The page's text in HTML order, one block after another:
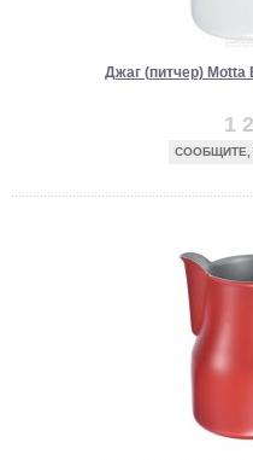
Джаг (питчер)
1
СООБЩИТЕ,